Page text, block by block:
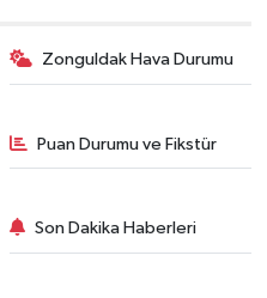
Zonguldak Hava Durumu
Puan Durumu ve Fikstür
Son Dakika Haberleri